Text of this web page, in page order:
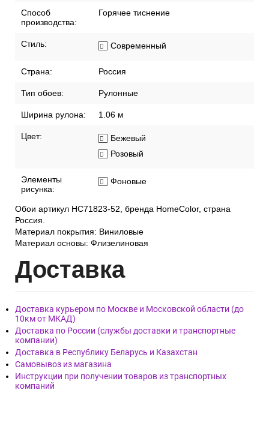
Способ
производства:
Горячее тиснение
Стиль: Современный
Страна: Россия
Тип обоев: Рулонные
Ширина рулона: 1.06 м
Цвет:
Бежевый
Розовый
Элементы
рисунка:
Фоновые
Обои артикул HC71823-52, бренда HomeColor, страна
Россия.
Материал покрытия: Виниловые
Материал основы: Флизелиновая
Доставка
Доставка курьером по Москве и Московской области (до
10км от МКАД)
Доставка по России (службы доставки и транспортные
компании)
Доставка в Республику Беларусь и Казахстан
Самовывоз из магазина
Инструкции при получении товаров из транспортных
компаний